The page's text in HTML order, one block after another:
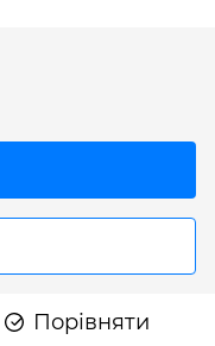
Порівняти